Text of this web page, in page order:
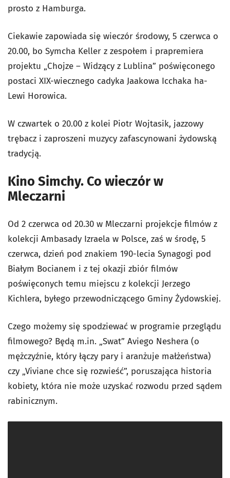
prosto z Hamburga.
Ciekawie zapowiada się wieczór środowy, 5 czerwca o
20.00, bo Symcha Keller z zespołem i prapremiera
projektu „Chojze – Widzący z Lublina” poświęconego
postaci XIX-wiecznego cadyka Jaakowa Icchaka ha-
Lewi Horowica.
W czwartek o 20.00 z kolei Piotr Wojtasik, jazzowy
trębacz i zaproszeni muzycy zafascynowani żydowską
tradycją.
Kino Simchy. Co wieczór w
Mleczarni
Od 2 czerwca od 20.30 w Mleczarni projekcje filmów z
kolekcji Ambasady Izraela w Polsce, zaś w środę, 5
czerwca, dzień pod znakiem 190-lecia Synagogi pod
Białym Bocianem i z tej okazji zbiór filmów
poświęconych temu miejscu z kolekcji Jerzego
Kichlera, byłego przewodniczącego Gminy Żydowskiej.
Czego możemy się spodziewać w programie przeglądu
filmowego? Będą m.in. „Swat” Aviego Neshera (o
mężczyźnie, który łączy pary i aranżuje małżeństwa)
czy „Viviane chce się rozwieść”, poruszająca historia
kobiety, która nie może uzyskać rozwodu przed sądem
rabinicznym.